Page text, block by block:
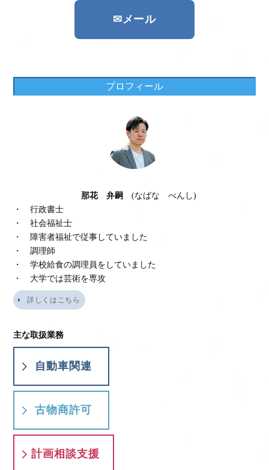
✉メール
プロフィール
那花 弁嗣
(なばな べんし)
・ 行政書士
・ 社会福祉士
・ 障害者福祉で従事していました
・ 調理師
・ 学校給食の調理員をしていました
・ 大学では芸術を専攻
詳しくはこちら
主な取扱業務
自動車関連
古物商許可
計画相談支援